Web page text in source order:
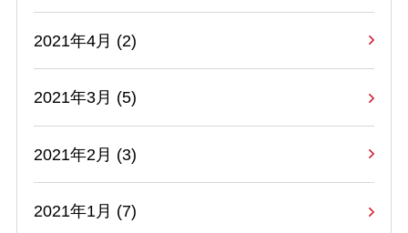
2021年4月 (2)
2021年3月 (5)
2021年2月 (3)
2021年1月 (7)